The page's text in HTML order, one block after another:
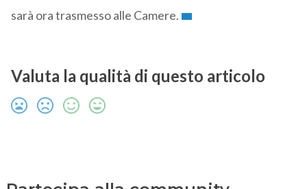
sarà ora trasmesso alle Camere.
Valuta la qualità di questo articolo